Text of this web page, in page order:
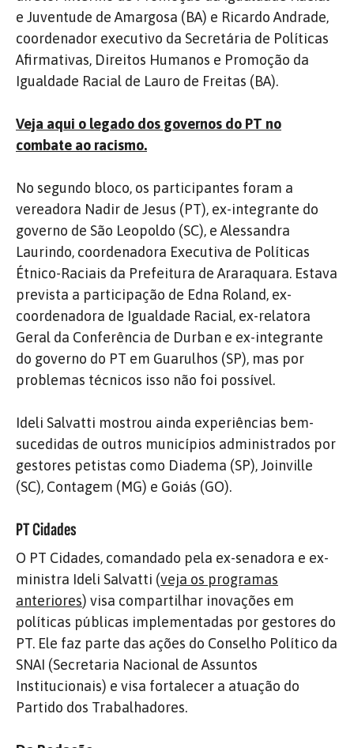
e Juventude de Amargosa (BA) e Ricardo Andrade,
coordenador executivo da Secretária de Políticas
Afirmativas, Direitos Humanos e Promoção da
Igualdade Racial de Lauro de Freitas (BA).
Veja aqui o legado dos governos do PT no
combate ao racismo.
No segundo bloco, os participantes foram a
vereadora Nadir de Jesus (PT), ex-integrante do
governo de São Leopoldo (SC), e Alessandra
Laurindo, coordenadora Executiva de Políticas
Étnico-Raciais da Prefeitura de Araraquara. Estava
prevista a participação de Edna Roland, ex-
coordenadora de Igualdade Racial, ex-relatora
Geral da Conferência de Durban e ex-integrante
do governo do PT em Guarulhos (SP), mas por
problemas técnicos isso não foi possível.
Ideli Salvatti mostrou ainda experiências bem-
sucedidas de outros municípios administrados por
gestores petistas como Diadema (SP), Joinville
(SC), Contagem (MG) e Goiás (GO).
PT Cidades
O PT Cidades, comandado pela ex-senadora e ex-
ministra Ideli Salvatti (veja os programas
anteriores) visa compartilhar inovações em
políticas públicas implementadas por gestores do
PT. Ele faz parte das ações do Conselho Político da
SNAI (Secretaria Nacional de Assuntos
Institucionais) e visa fortalecer a atuação do
Partido dos Trabalhadores.